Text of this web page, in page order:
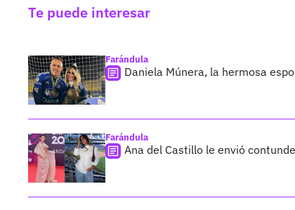
Te puede interesar
Farándula
Daniela Múnera, la hermosa
Farándula
Ana del Castillo le envió